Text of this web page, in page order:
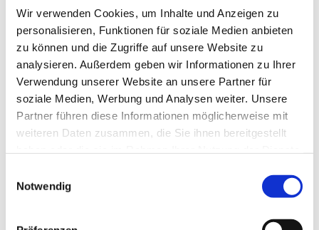
Wir verwenden Cookies, um Inhalte und Anzeigen zu
personalisieren, Funktionen für soziale Medien anbieten
zu können und die Zugriffe auf unsere Website zu
analysieren. Außerdem geben wir Informationen zu Ihrer
Verwendung unserer Website an unsere Partner für
soziale Medien, Werbung und Analysen weiter. Unsere
Partner führen diese Informationen möglicherweise mit
weiteren Daten zusammen, die Sie ihnen bereitgestellt
Notwendig
Lukas-Gemeinde, Am Laugrund 5,
33098 Paderborn
PfarrerIn: